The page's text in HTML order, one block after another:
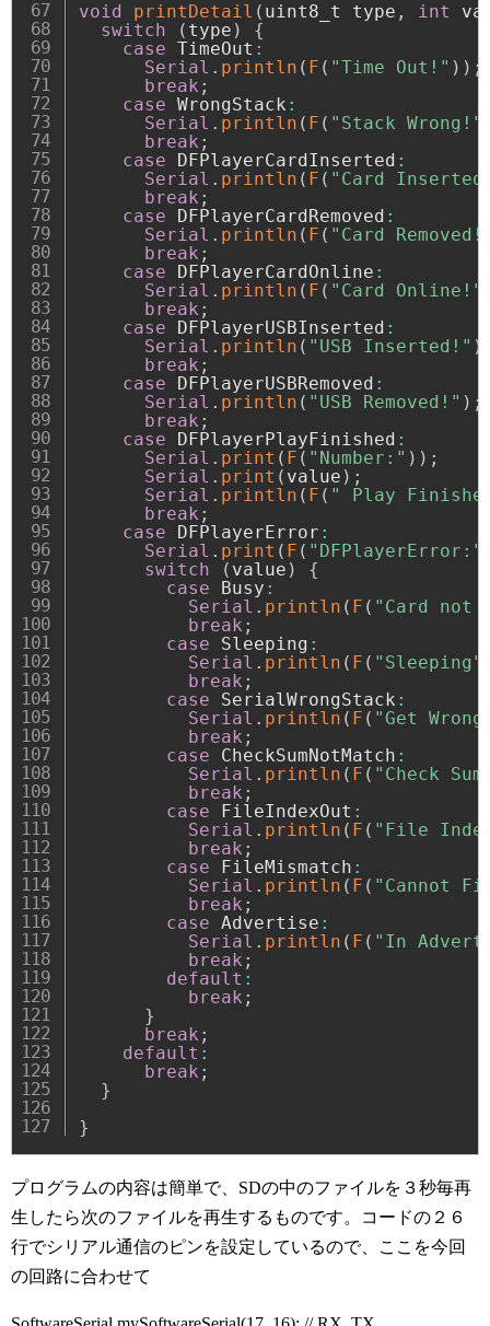
void
printDetail ( uint8_t type , int
switch
( type )
{
case TimeOut :
Serial . println ( F ( "Time Out!" ) ) ;
break ;
case WrongStack :
Serial . println ( F ( "Stack Wrong!"
break ;
case DFPlayerCardInserted :
Serial . println ( F ( "Card
break ;
case DFPlayerCardRemoved :
Serial . println ( F ( "Card
break ;
case DFPlayerCardOnline :
Serial . println ( F ( "Card Online!"
break ;
case DFPlayerUSBInserted :
Serial . println ( "USB Inserted!" )
break ;
case DFPlayerUSBRemoved :
Serial . println ( "USB Removed!" ) ;
break ;
case DFPlayerPlayFinished :
Serial . print ( F ( "Number:" ) ) ;
Serial . print ( value ) ;
Serial . println ( F ( " Play
break ;
case DFPlayerError :
Serial . print ( F ( "DFPlayerError:"
switch
( value )
{
case Busy :
Serial . println ( F ( "Card not
break ;
case Sleeping :
Serial . println ( F ( "Sleeping"
break ;
case SerialWrongStack :
Serial . println ( F ( "Get
break ;
case CheckSumNotMatch :
Serial . println ( F ( "Check
break ;
case FileIndexOut :
Serial . println ( F ( "File
break ;
case FileMismatch :
Serial . println ( F ( "Cannot
break ;
case Advertise :
Serial . println ( F ( "In
break ;
default :
break ;
}
break ;
default :
break ;
}
}
プログラムの内容は簡単で、SDの中のファイルを３秒毎再
生したら次のファイルを再生するものです。コードの２６
行でシリアル通信のピンを設定しているので、ここを今回
の回路に合わせて